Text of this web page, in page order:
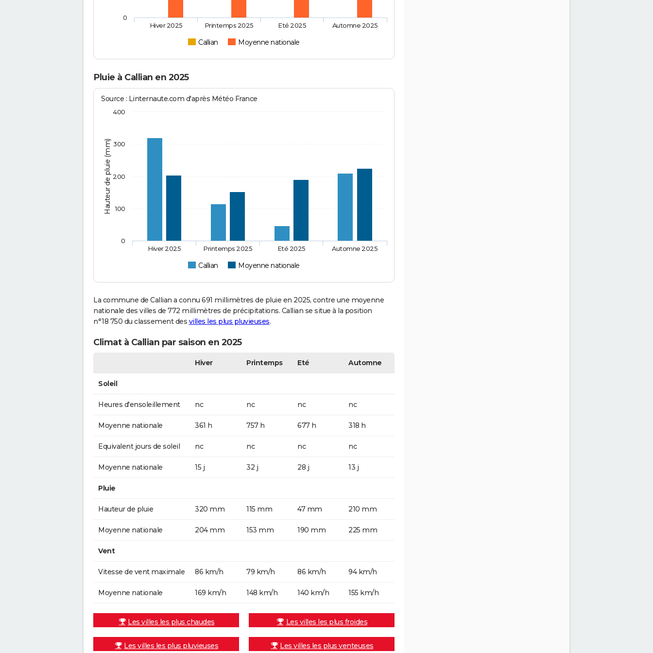
Callian Moyenne nationale
Hiver 2025 Printemps 2025 Eté 2025 Automne 2025
0
Pluie à Callian en 2025
Hauteur de pluie (mm)
Source : Linternaute.com d'après Météo France
Callian Moyenne nationale
Hiver 2025 Printemps 2025 Eté 2025 Automne 2025
0
100
200
300
400
La commune de Callian a connu 691 millimètres de pluie en 2025, contre une moyenne
nationale des villes de 772 millimètres de précipitations. Callian se situe à la position
n°18 750 du classement des villes les plus pluvieuses.
Climat à Callian par saison en 2025
Hiver Printemps Eté Automne
Soleil
Heures d'ensoleillement nc nc nc nc
Moyenne nationale 361 h 757 h 677 h 318 h
Equivalent jours de soleil nc nc nc nc
Moyenne nationale 15 j 32 j 28 j 13 j
Pluie
Hauteur de pluie 320 mm 115 mm 47 mm 210 mm
Moyenne nationale 204 mm 153 mm 190 mm 225 mm
Vent
Vitesse de vent maximale 86 km/h 79 km/h 86 km/h 94 km/h
Moyenne nationale 169 km/h 148 km/h 140 km/h 155 km/h
Les villes les plus chaudes Les villes les plus froides
Les villes les plus pluvieuses Les villes les plus venteuses